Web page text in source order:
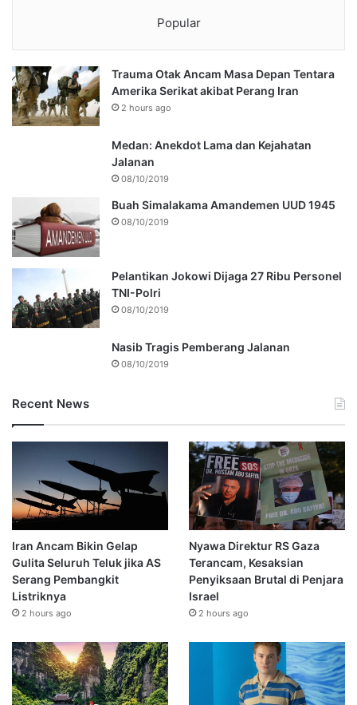
Popular
Trauma Otak Ancam Masa Depan Tentara
Amerika Serikat akibat Perang Iran
2 hours ago
Medan: Anekdot Lama dan Kejahatan
Jalanan
08/10/2019
Buah Simalakama Amandemen UUD 1945
08/10/2019
Pelantikan Jokowi Dijaga 27 Ribu Personel
TNI-Polri
08/10/2019
Nasib Tragis Pemberang Jalanan
08/10/2019
Recent News
Iran Ancam Bikin Gelap
Gulita Seluruh Teluk jika AS
Serang Pembangkit
Listriknya
2 hours ago
Nyawa Direktur RS Gaza
Terancam, Kesaksian
Penyiksaan Brutal di Penjara
Israel
2 hours ago